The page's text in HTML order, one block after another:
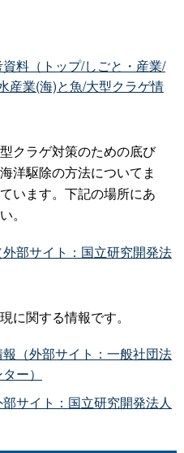
料（トップ/しごと・産業/
産業(海)と魚/大型クラゲ情
クラゲ対策のための底び
洋駆除の方法についてま
います。下記の場所にあ
。
部サイト：国立研究開発法
に関する情報です。
（外部サイト：一般社団法
ー）
サイト：国立研究開発法人